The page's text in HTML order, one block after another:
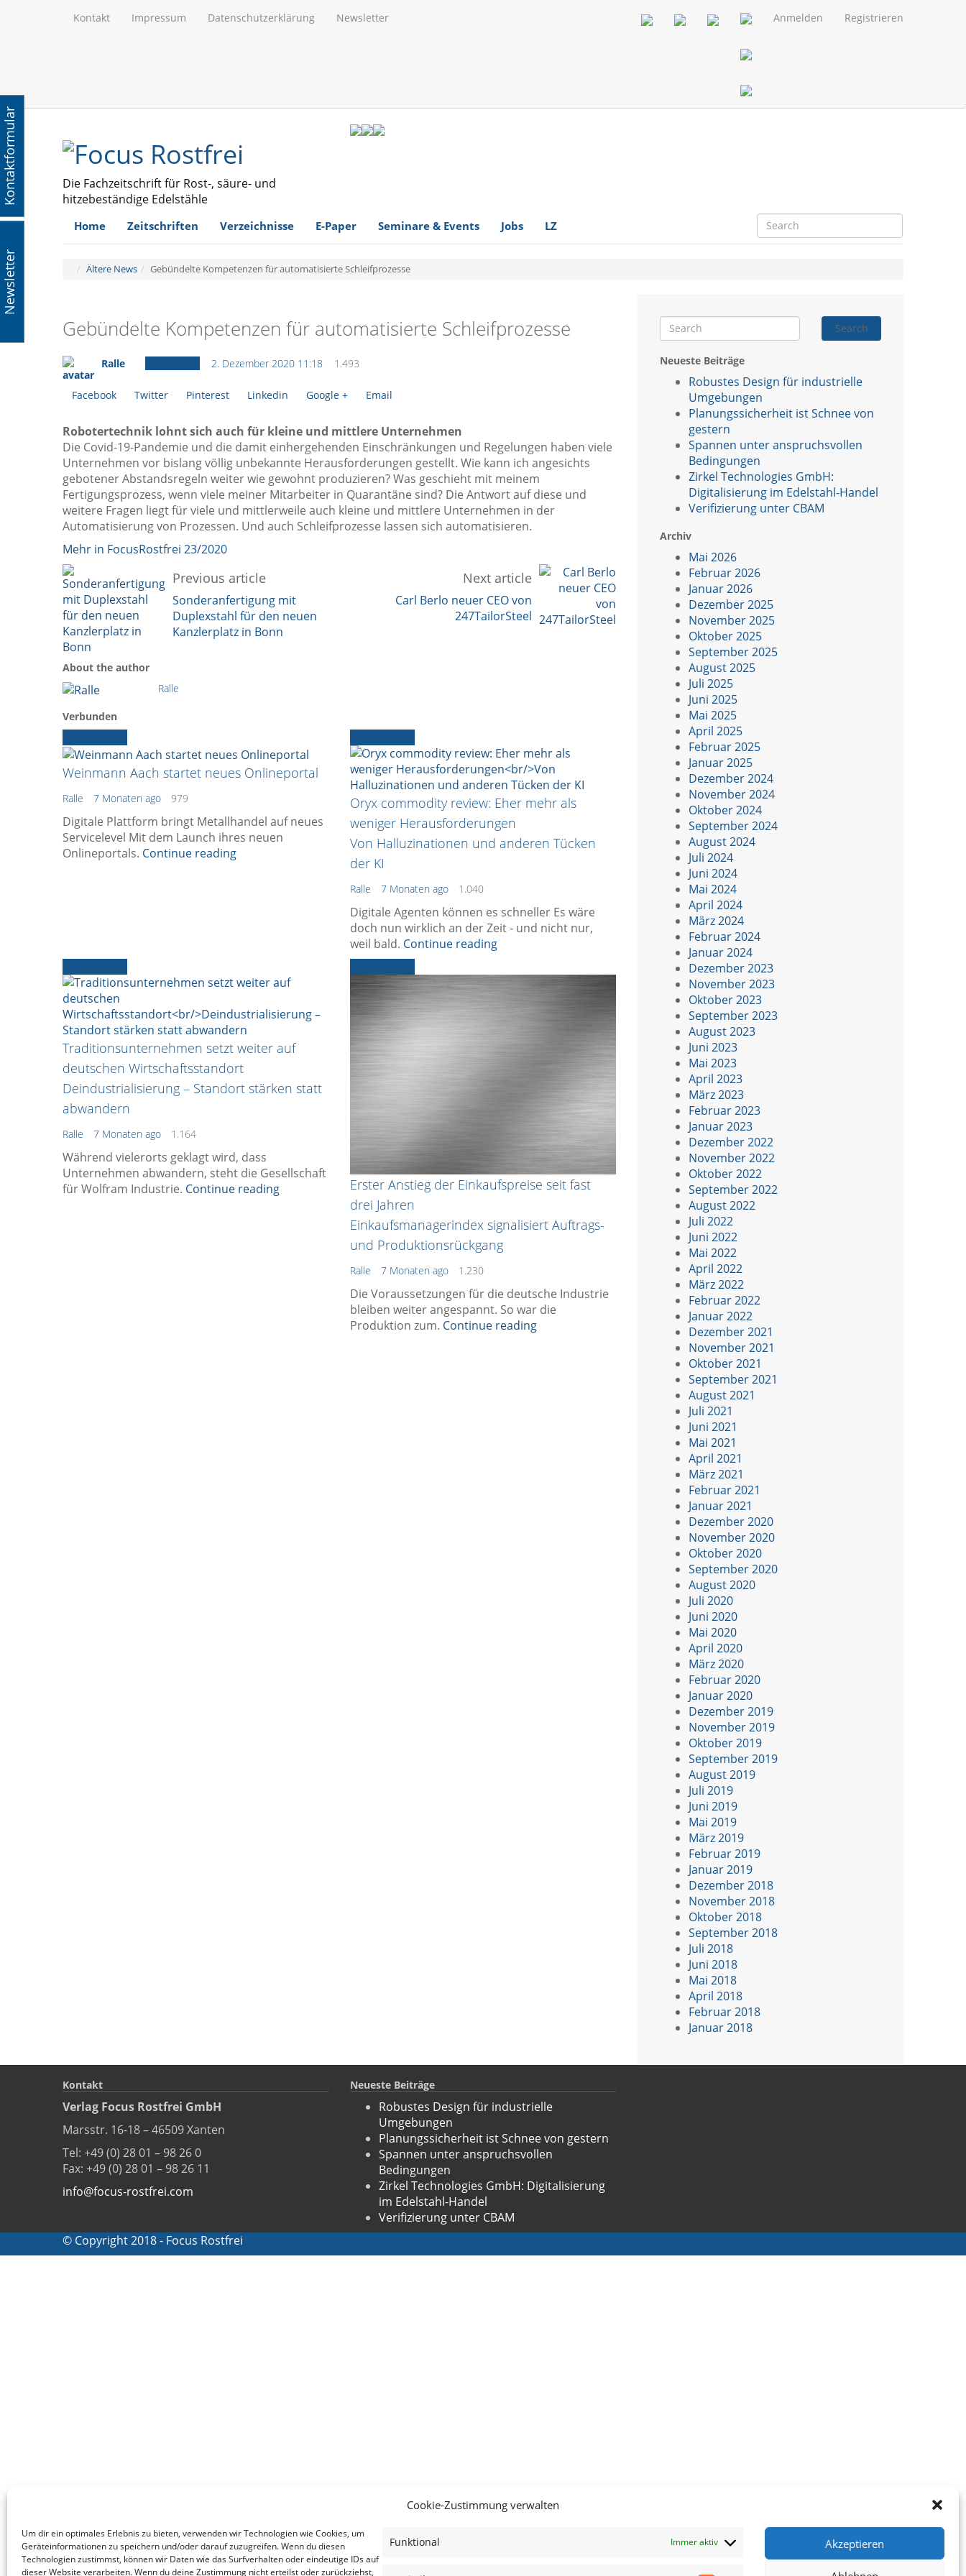
Cookie-Zustimmung verwalten
Um dir ein optimales Erlebnis zu bieten, verwenden wir Technologien wie Cookies, um
Geräteinformationen zu speichern und/oder darauf zuzugreifen. Wenn du diesen
Technologien zustimmst, können wir Daten wie das Surfverhalten oder eindeutige IDs auf
dieser Website verarbeiten. Wenn du deine Zustimmung nicht erteilst oder zurückziehst,
Funktional Immer aktiv Akzeptieren
Kontakt Impressum Datenschutzerklärung Newsletter Anmelden Registrieren
Die Fachzeitschrift für Rost-, säure- und
hitzebeständige Edelstähle
Home Zeitschriften Verzeichnisse E-Paper Seminare & Events Jobs LZ
Ältere News Gebündelte Kompetenzen für automatisierte Schleifprozesse
Gebündelte Kompetenzen für automatisierte Schleifprozesse
Ralle 2. Dezember 2020 11:18 1.493
Facebook Twitter Pinterest Linkedin Google + Email
Robotertechnik lohnt sich auch für kleine und mittlere Unternehmen
Die Covid-19-Pandemie und die damit einhergehenden Einschränkungen und Regelungen haben viele
Unternehmen vor bislang völlig unbekannte Herausforderungen gestellt. Wie kann ich angesichts
gebotener Abstandsregeln weiter wie gewohnt produzieren? Was geschieht mit meinem
Fertigungsprozess, wenn viele meiner Mitarbeiter in Quarantäne sind? Die Antwort auf diese und
weitere Fragen liegt für viele und mittlerweile auch kleine und mittlere Unternehmen in der
Automatisierung von Prozessen. Und auch Schleifprozesse lassen sich automatisieren.
Mehr in FocusRostfrei 23/2020
Previous article
Sonderanfertigung mit
Duplexstahl für den neuen
Kanzlerplatz in Bonn
Next article
Carl Berlo neuer CEO von
247TailorSteel
About the author
Ralle
Verbunden
Weinmann Aach startet neues Onlineportal
Ralle 7 Monaten ago 979
Digitale Plattform bringt Metallhandel auf neues
Servicelevel Mit dem Launch ihres neuen
Onlineportals. Continue reading
Oryx commodity review: Eher mehr als
weniger Herausforderungen
Von Halluzinationen und anderen Tücken
der KI
Ralle 7 Monaten ago 1.040
Digitale Agenten können es schneller Es wäre
doch nun wirklich an der Zeit - und nicht nur,
weil bald. Continue reading
Traditionsunternehmen setzt weiter auf
deutschen Wirtschaftsstandort
Deindustrialisierung – Standort stärken statt
abwandern
Ralle 7 Monaten ago 1.164
Während vielerorts geklagt wird, dass
Unternehmen abwandern, steht die Gesellschaft
für Wolfram Industrie. Continue reading
Erster Anstieg der Einkaufspreise seit fast
drei Jahren
Einkaufsmanagerindex signalisiert Auftrags-
und Produktionsrückgang
Ralle 7 Monaten ago 1.230
Die Voraussetzungen für die deutsche Industrie
bleiben weiter angespannt. So war die
Produktion zum. Continue reading
Search
Neueste Beiträge
Robustes Design für industrielle
Umgebungen
Planungssicherheit ist Schnee von
gestern
Spannen unter anspruchsvollen
Bedingungen
Zirkel Technologies GmbH:
Digitalisierung im Edelstahl-Handel
Verifizierung unter CBAM
Archiv
Mai 2026
Februar 2026
Januar 2026
Dezember 2025
November 2025
Oktober 2025
September 2025
August 2025
Juli 2025
Juni 2025
Mai 2025
April 2025
Februar 2025
Januar 2025
Dezember 2024
November 2024
Oktober 2024
September 2024
August 2024
Juli 2024
Juni 2024
Mai 2024
April 2024
März 2024
Februar 2024
Januar 2024
Dezember 2023
November 2023
Oktober 2023
September 2023
August 2023
Juni 2023
Mai 2023
April 2023
März 2023
Februar 2023
Januar 2023
Dezember 2022
November 2022
Oktober 2022
September 2022
August 2022
Juli 2022
Juni 2022
Mai 2022
April 2022
März 2022
Februar 2022
Januar 2022
Dezember 2021
November 2021
Oktober 2021
September 2021
August 2021
Juli 2021
Juni 2021
Mai 2021
April 2021
März 2021
Februar 2021
Januar 2021
Dezember 2020
November 2020
Oktober 2020
September 2020
August 2020
Juli 2020
Juni 2020
Mai 2020
April 2020
März 2020
Februar 2020
Januar 2020
Dezember 2019
November 2019
Oktober 2019
September 2019
August 2019
Juli 2019
Juni 2019
Mai 2019
März 2019
Februar 2019
Januar 2019
Dezember 2018
November 2018
Oktober 2018
September 2018
Juli 2018
Juni 2018
Mai 2018
April 2018
Februar 2018
Januar 2018
Kontakt
Verlag Focus Rostfrei GmbH
Marsstr. 16-18 – 46509 Xanten
Tel: +49 (0) 28 01 – 98 26 0
Fax: +49 (0) 28 01 – 98 26 11
info@focus-rostfrei.com
Neueste Beiträge
Robustes Design für industrielle
Umgebungen
Planungssicherheit ist Schnee von gestern
Spannen unter anspruchsvollen
Bedingungen
Zirkel Technologies GmbH: Digitalisierung
im Edelstahl-Handel
Verifizierung unter CBAM
© Copyright 2018 - Focus Rostfrei
Newsletter
Kontaktformular